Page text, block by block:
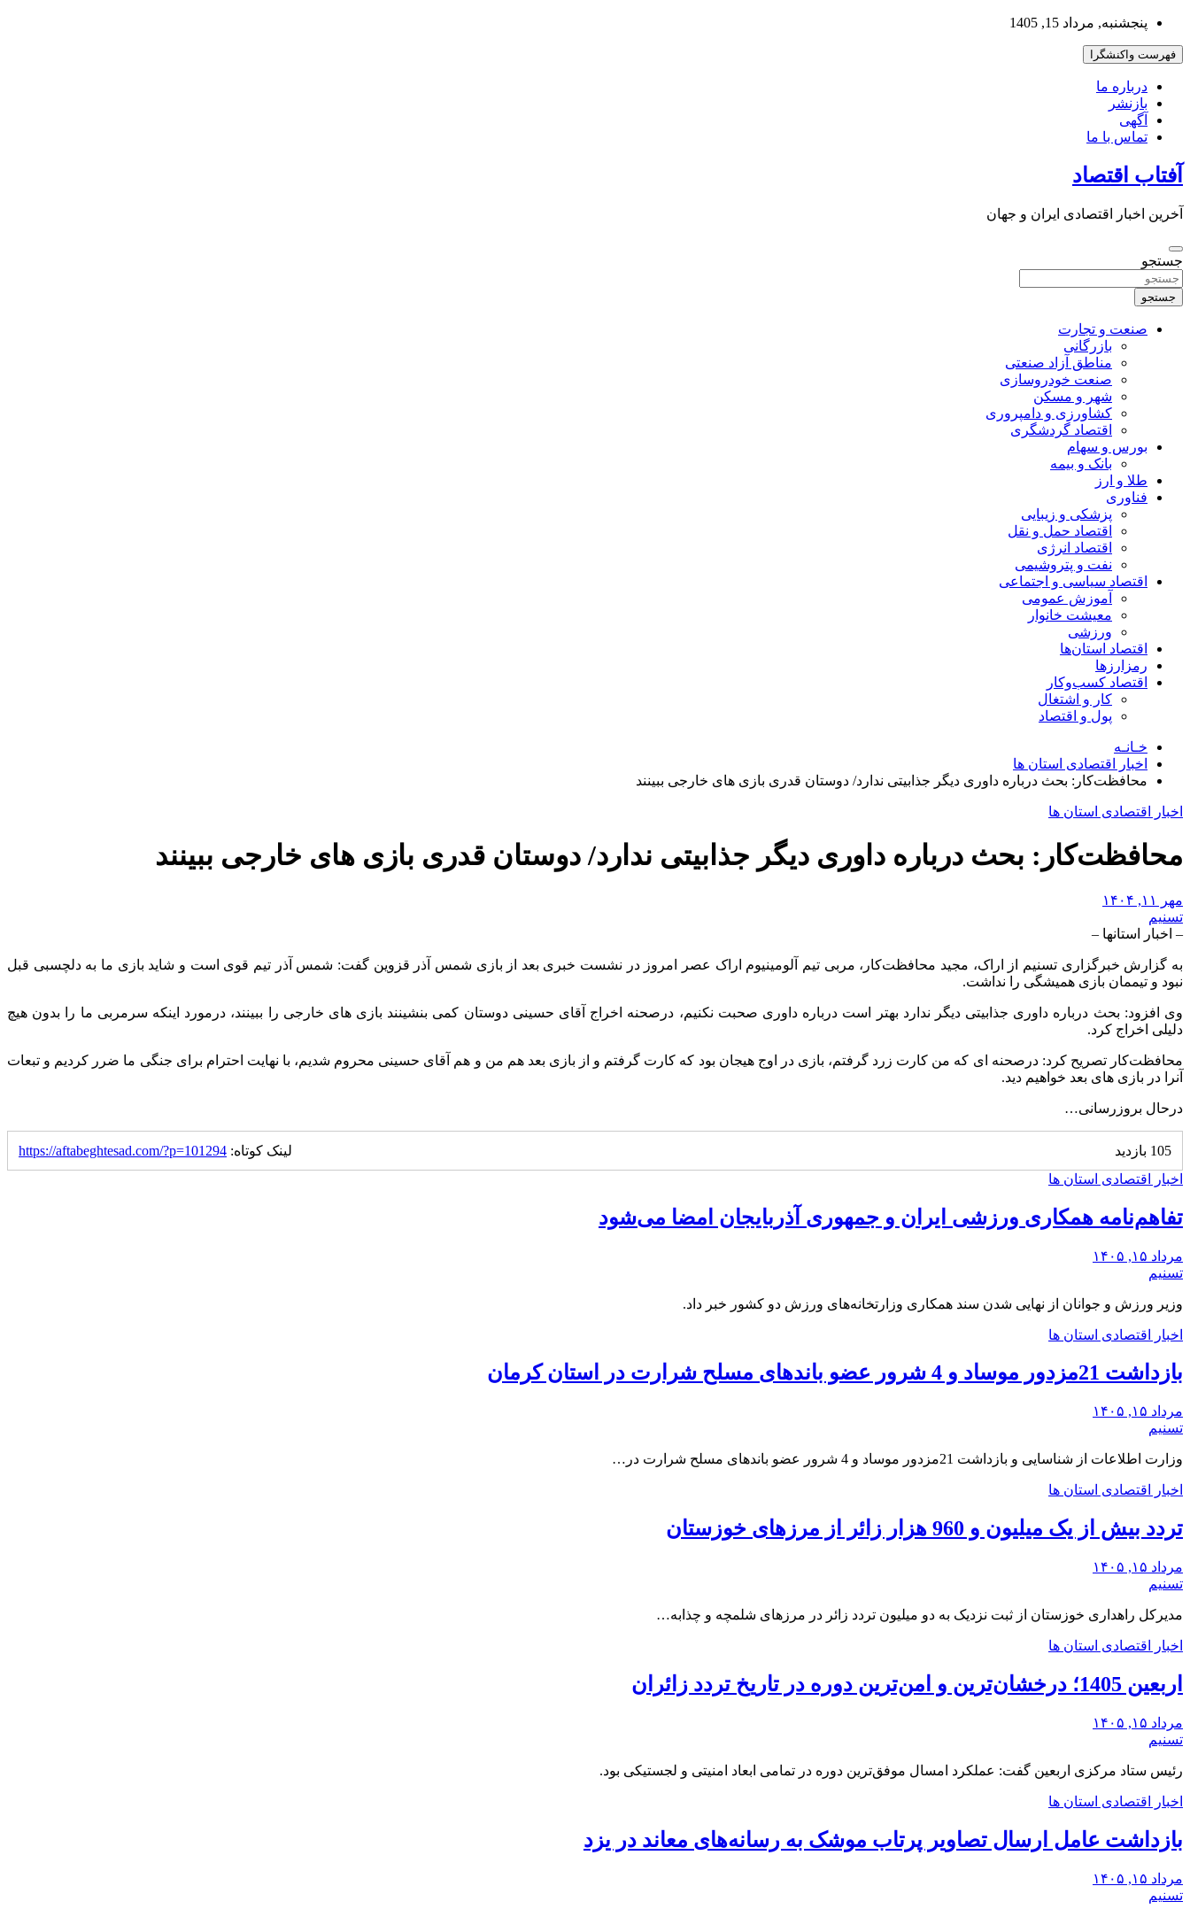
بروید
پنجشنبه, مرداد 15, 1405
فهرست واکنشگرا
درباره ما
بازنشر
آگهی
تماس با ما
آفتاب اقتصاد
آخرین اخبار اقتصادی ایران و جهان
جستجو
جستجو
صنعت و تجارت
بازرگانی
مناطق آزاد صنعتی
صنعت خودروسازی
شهر و مسکن
کشاورزی و دامپروری
اقتصاد گردشگری
بورس و سهام
بانک و بیمه
طلا و ارز
فناوری
پزشکی و زیبایی
اقتصاد حمل و نقل
اقتصاد انرژی
نفت و پتروشیمی
اقتصاد سیاسی و اجتماعی
آموزش عمومی
معیشت خانوار
ورزشی
اقتصاد استان‌ها
رمزارزها
اقتصاد کسب‌و‌کار
کار و اشتغال
پول و اقتصاد
خـانـه
اخبار اقتصادی استان ها
محافظت‌کار: بحث درباره داوری دیگر جذابیتی ندارد/ دوستان قدری بازی های خارجی ببینند
اخبار اقتصادی استان ها
محافظت‌کار: بحث درباره داوری دیگر جذابیتی ندارد/ دوستان قدری بازی های خارجی ببینند
مهر ۱۱, ۱۴۰۴
تسنیم
– اخبار استانها –
به گزارش خبرگزاری تسنیم از اراک، مجید محافظت‌کار، مربی تیم آلومینیوم اراک عصر امروز در نشست خبری بعد از بازی شمس آذر قزوین گفت: شمس آذر تیم قوی است و شاید بازی ما به دلچسبی قبل
نبود و تیممان بازی همیشگی را نداشت.
وی افزود: بحث درباره داوری جذابیتی دیگر ندارد بهتر است درباره داوری صحبت نکنیم، درصحنه اخراج آقای حسینی دوستان کمی بنشینند بازی های خارجی را ببینند، درمورد اینکه سرمربی ما را بدون هیچ
دلیلی اخراج کرد.
محافظت‌کار تصریح کرد: درصحنه ای که من کارت زرد گرفتم، بازی در اوج هیجان بود که کارت گرفتم و از بازی بعد هم من و هم آقای حسینی محروم شدیم، با نهایت احترام برای جنگی ما ضرر کردیم و تبعات
آنرا در بازی های بعد خواهیم دید.
درحال بروزرسانی…
105 بازدید لینک کوتاه: https://aftabeghtesad.com/?p=101294
اخبار اقتصادی استان ها
تفاهم‌نامه همکاری ورزشی ایران و جمهوری آذربایجان امضا می‌شود
مرداد ۱۵, ۱۴۰۵
تسنیم
وزیر ورزش و جوانان از نهایی شدن سند همکاری وزارتخانه‌های ورزش دو کشور خبر داد.
اخبار اقتصادی استان ها
بازداشت 21مزدور موساد و 4 شرور عضو باندهای مسلح شرارت در استان کرمان
مرداد ۱۵, ۱۴۰۵
تسنیم
وزارت اطلاعات از شناسایی و بازداشت 21مزدور موساد و 4 شرور عضو باندهای مسلح شرارت در…
اخبار اقتصادی استان ها
تردد بیش از یک میلیون و 960 هزار زائر از مرزهای خوزستان
مرداد ۱۵, ۱۴۰۵
تسنیم
مدیرکل راهداری خوزستان از ثبت نزدیک به دو میلیون تردد زائر در مرزهای شلمچه و چذابه…
اخبار اقتصادی استان ها
اربعین 1405؛ درخشان‌ترین و امن‌ترین دوره در تاریخ تردد زائران
مرداد ۱۵, ۱۴۰۵
تسنیم
رئیس ستاد مرکزی اربعین گفت: عملکرد امسال موفق‌ترین دوره در تمامی ابعاد امنیتی و لجستیکی بود.
اخبار اقتصادی استان ها
بازداشت عامل ارسال تصاویر پرتاب موشک به رسانه‌های معاند در یزد
مرداد ۱۵, ۱۴۰۵
تسنیم